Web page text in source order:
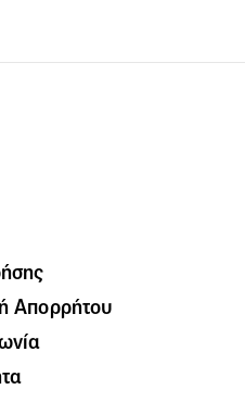
Απορρήτου